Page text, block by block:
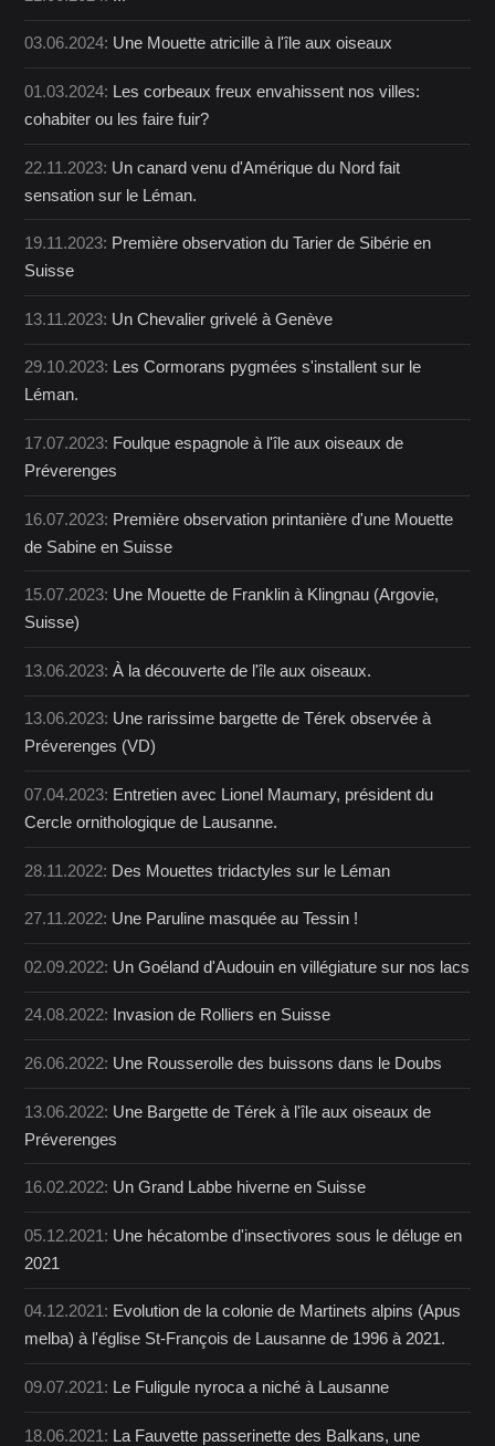
03.06.2024: Une Mouette atricille à l'île aux oiseaux
01.03.2024: Les corbeaux freux envahissent nos villes:
cohabiter ou les faire fuir?
22.11.2023: Un canard venu d'Amérique du Nord fait
sensation sur le Léman.
19.11.2023: Première observation du Tarier de Sibérie en
Suisse
13.11.2023: Un Chevalier grivelé à Genève
29.10.2023: Les Cormorans pygmées s'installent sur le
Léman.
17.07.2023: Foulque espagnole à l'île aux oiseaux de
Préverenges
16.07.2023: Première observation printanière d'une Mouette
de Sabine en Suisse
15.07.2023: Une Mouette de Franklin à Klingnau (Argovie,
Suisse)
13.06.2023:À la découverte de l'île aux oiseaux.
13.06.2023: Une rarissime bargette de Térek observée à
Préverenges (VD)
07.04.2023: Entretien avec Lionel Maumary, président du
Cercle ornithologique de Lausanne.
28.11.2022: Des Mouettes tridactyles sur le Léman
27.11.2022: Une Paruline masquée au Tessin !
02.09.2022: Un Goéland d'Audouin en villégiature sur nos lacs
24.08.2022: Invasion de Rolliers en Suisse
26.06.2022: Une Rousserolle des buissons dans le Doubs
13.06.2022: Une Bargette de Térek à l'île aux oiseaux de
Préverenges
16.02.2022: Un Grand Labbe hiverne en Suisse
05.12.2021: Une hécatombe d'insectivores sous le déluge en
2021
04.12.2021: Evolution de la colonie de Martinets alpins (Apus
melba) à l'église St-François de Lausanne de 1996 à 2021.
09.07.2021: Le Fuligule nyroca a niché à Lausanne
18.06.2021: La Fauvette passerinette des Balkans, une